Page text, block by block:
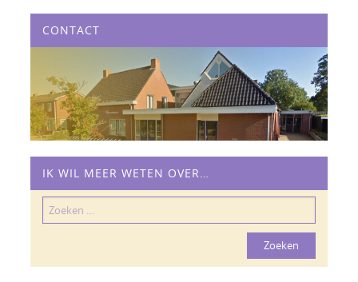
CONTACT
IK WIL MEER WETEN OVER…
Zoeken
naar: